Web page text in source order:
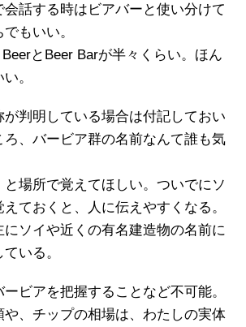
話する時はビアバーと使い分けて
もいい。
とBeer Barが半々くらい。ほん
。
判明している場合は付記しておい
ろ、バービア群の名前なんて誰も気
場所で覚えてほしい。ついでにソ
ておくと、人に伝えやすくなる。
にソイや近くの有名建造物の名前に
いる。
ビアを把握することなど不可能。
、チップの相場は、わたしの実体